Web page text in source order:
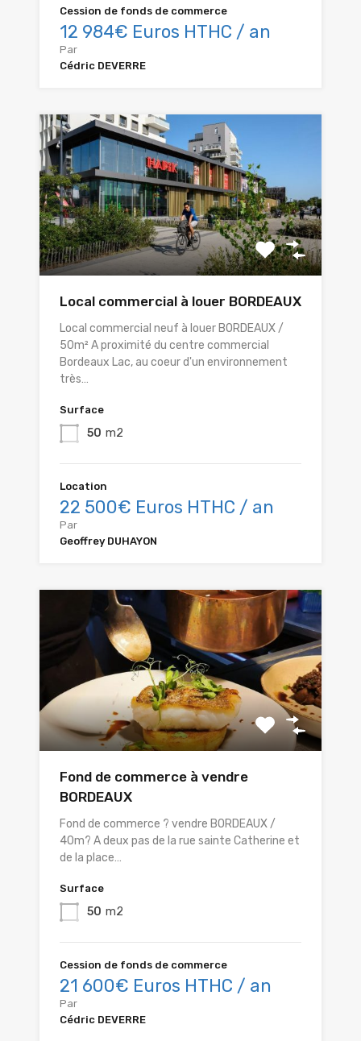
Cession de fonds de commerce
12 984€ Euros HTHC / an
Par
Cédric DEVERRE
Local commercial à louer BORDEAUX
Local commercial neuf à louer BORDEAUX /
50m² A proximité du centre commercial
Bordeaux Lac, au coeur d'un environnement
très…
Surface
50 m2
Location
22 500€ Euros HTHC / an
Par
Geoffrey DUHAYON
Fond de commerce à vendre
BORDEAUX
Fond de commerce ? vendre BORDEAUX /
40m? A deux pas de la rue sainte Catherine et
de la place…
Surface
50 m2
Cession de fonds de commerce
21 600€ Euros HTHC / an
Par
Cédric DEVERRE